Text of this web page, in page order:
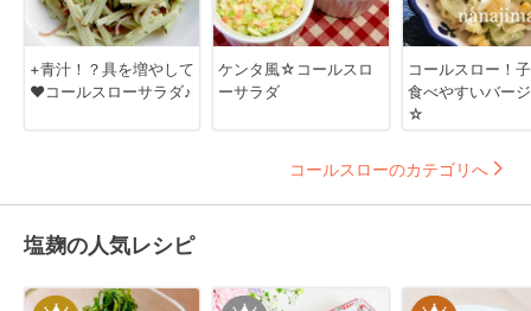
+青汁！？具を増やして
❤コールスローサラダ♪
ケンタ風☆コールスロ
ーサラダ
コールスロー！
食べやすいバー
☆
コールスローのカテゴリへ
塩麹の人気レシピ